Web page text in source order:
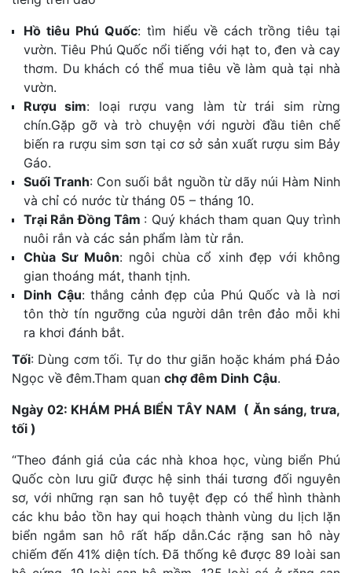
Hồ tiêu Phú Quốc: tìm hiểu về cách trồng tiêu tại
vườn. Tiêu Phú Quốc nổi tiếng với hạt to, đen và cay
thơm. Du khách có thể mua tiêu về làm quà tại nhà
vườn.
Rượu sim: loại rượu vang làm từ trái sim rừng
chín.Gặp gỡ và trò chuyện với người đầu tiên chế
biến ra rượu sim sơn tại cơ sở sản xuất rượu sim Bảy
Gáo.
Suối Tranh: Con suối bắt nguồn từ dãy núi Hàm Ninh
và chỉ có nước từ tháng 05 – tháng 10.
Trại Rắn Đồng Tâm : Quý khách tham quan Quy trình
nuôi rắn và các sản phẩm làm từ rắn.
Chùa Sư Muôn: ngôi chùa cổ xinh đẹp với không
gian thoáng mát, thanh tịnh.
Dinh Cậu: thắng cảnh đẹp của Phú Quốc và là nơi
tôn thờ tín ngưỡng của người dân trên đảo mỗi khi
ra khơi đánh bắt.
Tối: Dùng cơm tối. Tự do thư giãn hoặc khám phá Đảo
Ngọc về đêm.Tham quan chợ đêm Dinh Cậu.
Ngày 02: KHÁM PHÁ BIỂN TÂY NAM ( Ăn sáng, trưa,
tối )
“Theo đánh giá của các nhà khoa học, vùng biển Phú
Quốc còn lưu giữ được hệ sinh thái tương đối nguyên
sơ, với những rạn san hô tuyệt đẹp có thể hình thành
các khu bảo tồn hay qui hoạch thành vùng du lịch lặn
biển ngắm san hô rất hấp dẫn.Các rặng san hô này
chiếm đến 41% diện tích. Đã thống kê được 89 loài san